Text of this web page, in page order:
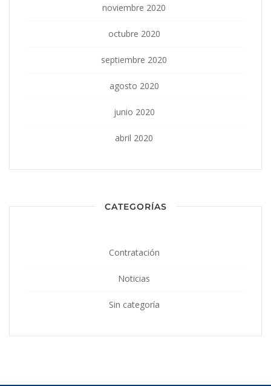
noviembre 2020
octubre 2020
septiembre 2020
agosto 2020
junio 2020
abril 2020
CATEGORÍAS
Contratación
Noticias
Sin categoría